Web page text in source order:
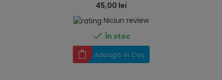
45,00 lei
Niciun review
 În stoc
Adaugă în Coș